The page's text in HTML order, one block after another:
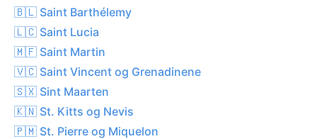
🇧🇱 Saint Barthélemy
🇱🇨 Saint Lucia
🇲🇫 Saint Martin
🇻🇨 Saint Vincent og Grenadinene
🇸🇽 Sint Maarten
🇰🇳 St. Kitts og Nevis
🇵🇲 St. Pierre og Miquelon